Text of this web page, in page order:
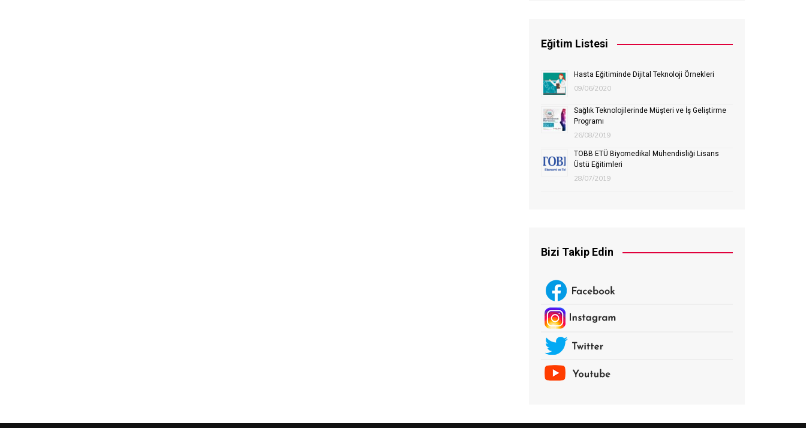
Eğitim Listesi
Hasta Eğitiminde Dijital Teknoloji Örnekleri
09/06/2020
Sağlık Teknolojilerinde Müşteri ve İş Geliştirme
Programı
26/08/2019
TOBB ETÜ Biyomedikal Mühendisliği Lisans
Üstü Eğitimleri
28/07/2019
Bizi Takip Edin